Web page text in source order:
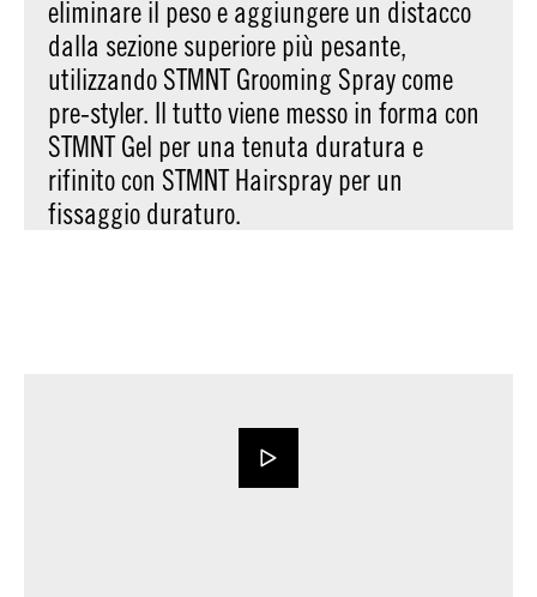
eliminare il peso e aggiungere un distacco
dalla sezione superiore più pesante,
utilizzando STMNT Grooming Spray come
pre-styler. Il tutto viene messo in forma con
STMNT Gel per una tenuta duratura e
rifinito con STMNT Hairspray per un
fissaggio duraturo.